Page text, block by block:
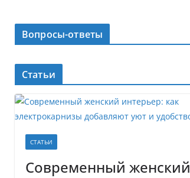
Вопросы-ответы
Статьи
СТАТЬИ
Современный женский